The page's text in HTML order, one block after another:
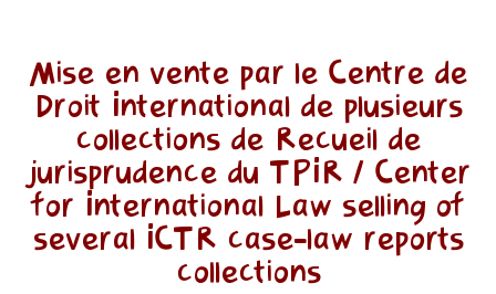
Mise en vente par le Centre de
Droit International de plusieurs
collections de Recueil de
jurisprudence du TPIR / Center
for International Law selling of
several ICTR case-law reports
collections